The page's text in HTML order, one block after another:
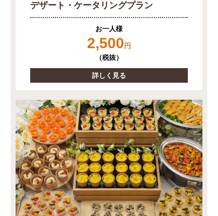
デザート・ケータリングプラン
お一人様
2,500 円
（税抜）
詳しく見る